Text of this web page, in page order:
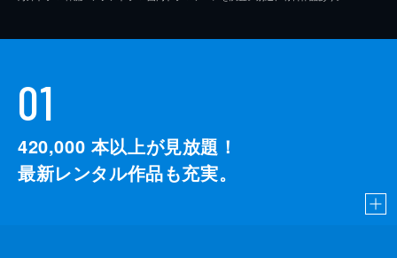
01
420,000 本以上が見放題！
最新レンタル作品も充実。